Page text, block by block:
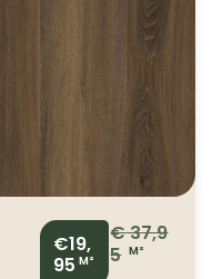
€19,
95 M²
€37,9
5 M²